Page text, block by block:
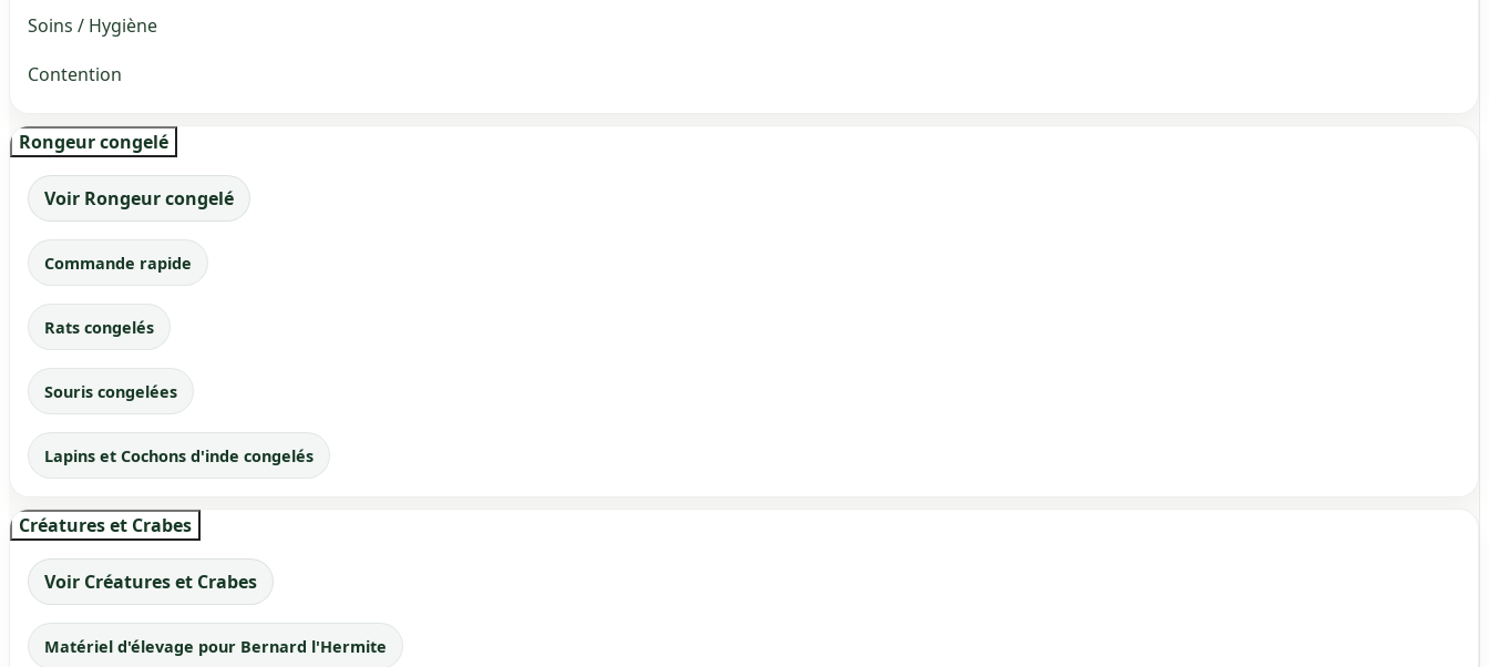
Soins / Hygiène
Contention
Rongeur congelé
Voir Rongeur congelé
Commande rapide
Rats congelés
Souris congelées
Lapins et Cochons d'inde congelés
Créatures et Crabes
Voir Créatures et Crabes
Matériel d'élevage pour Bernard l'Hermite